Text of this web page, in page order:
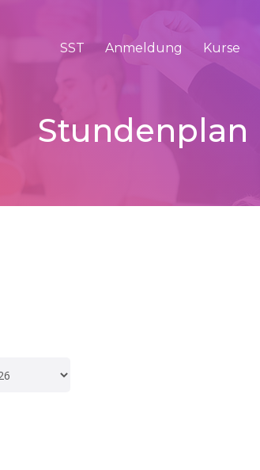
SST Anmeldung Kurse
Stundenplan